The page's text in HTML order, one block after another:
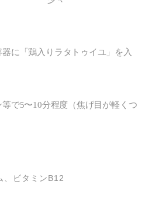
に「鶏入りラタトゥイユ」を入
で5〜10分程度（焦げ目が軽くつ
ビタミンB12